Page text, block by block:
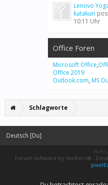
Lenovo
katakuri
10:11 Uhr
Office Foren
Microsoft Office,
Office 2019
Outlook.com, MS
Schlagworte
Deutsch [Du]
Forum software by XenForo® -